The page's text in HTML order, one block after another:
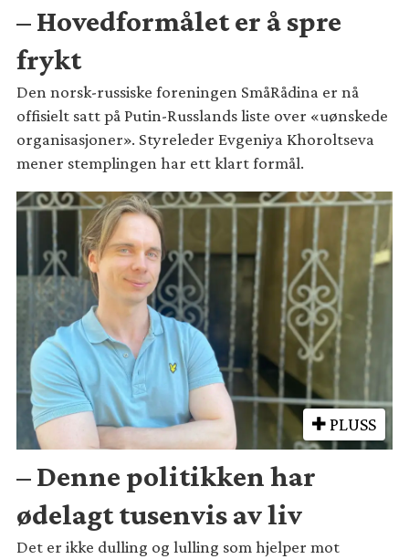
– Hovedformålet er å spre
frykt
Den norsk-russiske foreningen SmåRådina er nå
offisielt satt på Putin-Russlands liste over «uønskede
organisasjoner». Styreleder Evgeniya Khoroltseva
mener stemplingen har ett klart formål.
PLUSS
– Denne politikken har
ødelagt tusenvis av liv
Det er ikke dulling og lulling som hjelper mot